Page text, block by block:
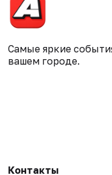
Самые яркие
вашем городе.
Контакты